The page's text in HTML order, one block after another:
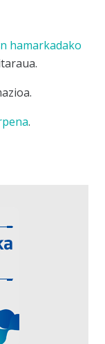
hamarkadako
.